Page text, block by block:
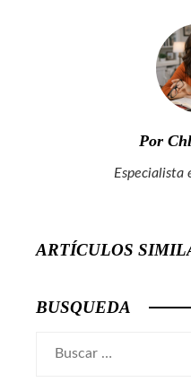
Por
Especialista
ARTÍCULOS
BUSQUEDA